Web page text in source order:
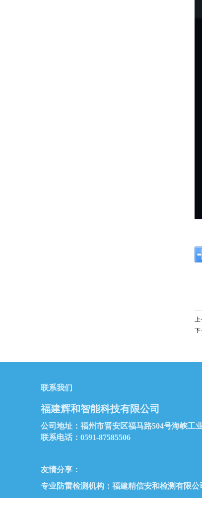
上
下
联系我们
福建辉和智能科技有限公司
公司地址：福州市晋安区福马路504号海峡工
联系电话：0591-87585506
友情分享：
专业防雷检测机构： 福建精信安和检测有限公